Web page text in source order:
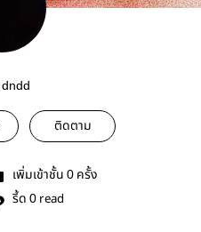
ติดตาม
เพิ่มเข้าชั้น 0 ครั้ง
รี้ด 0 read